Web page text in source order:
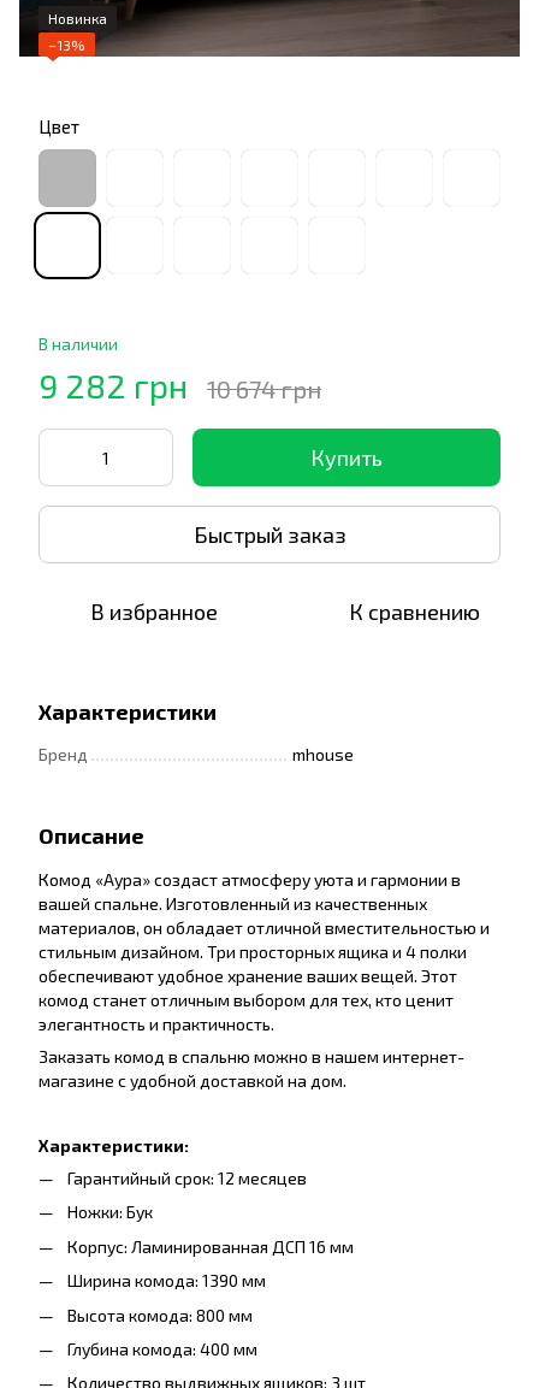
Новинка
−13%
Цвет
В наличии
9 282 грн 10 674 грн
Купить
Быстрый заказ
В избранное К сравнению
Характеристики
Бренд mhouse
Описание
Комод «Аура» создаст атмосферу уюта и гармонии в
вашей спальне. Изготовленный из качественных
материалов, он обладает отличной вместительностью и
стильным дизайном. Три просторных ящика и 4 полки
обеспечивают удобное хранение ваших вещей. Этот
комод станет отличным выбором для тех, кто ценит
элегантность и практичность.
Заказать комод в спальню можно в нашем интернет-
магазине с удобной доставкой на дом.
Характеристики:
Гарантийный срок: 12 месяцев
Ножки: Бук
Корпус: Ламинированная ДСП 16 мм
Ширина комода: 1390 мм
Высота комода: 800 мм
Глубина комода: 400 мм
Количество выдвижных ящиков: 3 шт